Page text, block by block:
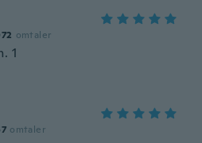
omtaler
1
omtaler